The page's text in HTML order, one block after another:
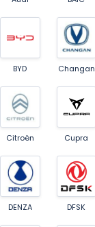
BYD Changan
Citroën Cupra
DENZA DFSK